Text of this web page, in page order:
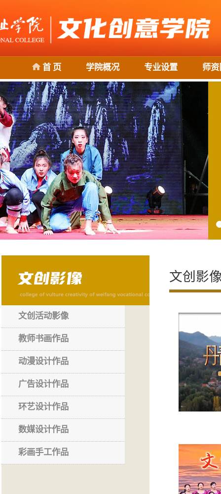
首 页 学院概况 专业设置 师
文创影
文创活动影像
教师书画作品
动漫设计作品
广告设计作品
环艺设计作品
数媒设计作品
彩画手工作品